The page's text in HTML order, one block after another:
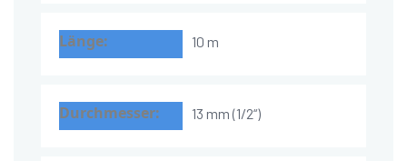
10 m
13 mm (1/2“)